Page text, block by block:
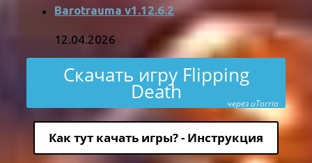
Barotrauma v1.12.6.2
12.04.2026
Скачать игру Flipping
Death через uTorria
Как тут качать игры? - Инструкция